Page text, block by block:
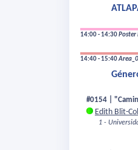
14:00 - 14:30Poster
14:40 - 15:40
#0154 |
Edith Blit-
1 -